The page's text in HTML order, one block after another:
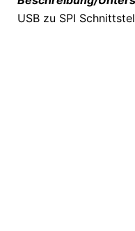
USB zu SPI